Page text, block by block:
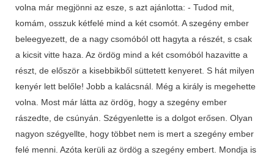
volna már megjönni az esze, s azt ajánlotta: - Tudod mit,
komám, osszuk kétfelé mind a két csomót. A szegény ember
beleegyezett, de a nagy csomóból ott hagyta a részét, s csak
a kicsit vitte haza. Az ördög mind a két csomóból hazavitte a
részt, de először a kisebbikből süttetett kenyeret. S hát milyen
kenyér lett belőle! Jobb a kalácsnál. Még a király is megehette
volna. Most már látta az ördög, hogy a szegény ember
rászedte, de csúnyán. Szégyenlette is a dolgot erősen. Olyan
nagyon szégyellte, hogy többet nem is mert a szegény ember
felé menni. Azóta kerüli az ördög a szegény embert. Mondja is